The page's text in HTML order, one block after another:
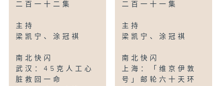
二百一十二集
主持
梁凯宁、涂冠祺
南北快闪
武汉：45克人工心
脏救回一命
二百一十一集
主持
梁凯宁、涂冠祺
南北快闪
上海：「维京伊敦
号」邮轮六十天环